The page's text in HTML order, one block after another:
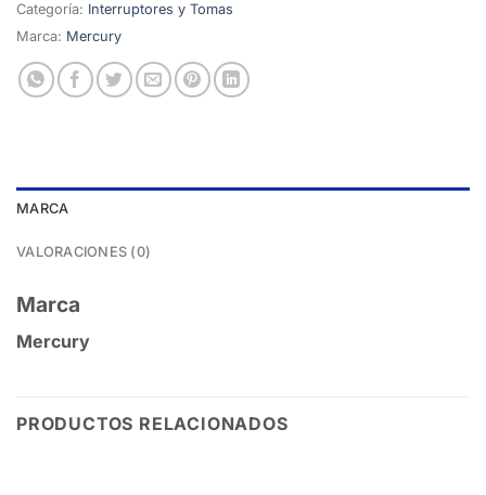
Categoría: Interruptores y Tomas
Marca: Mercury
MARCA
VALORACIONES (0)
Marca
Mercury
PRODUCTOS RELACIONADOS